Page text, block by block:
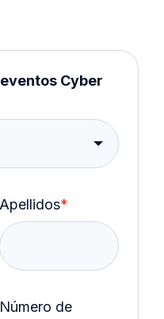
Cyber
Apellidos*
Número de